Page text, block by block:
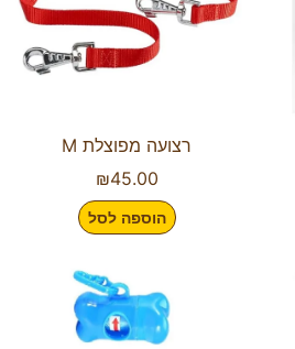
רצועה מפוצלת M
₪45.00
הוספה לסל